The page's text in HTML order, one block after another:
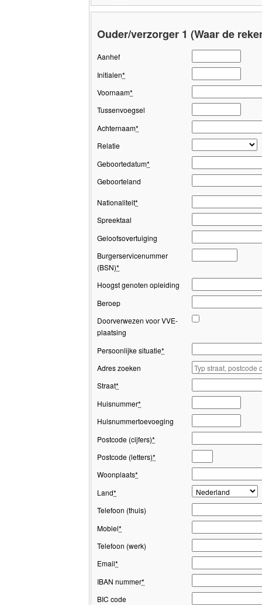
Ouder/verzorger 1 (Waar de
Aanhef
Initialen*
Voornaam*
Tussenvoegsel
Achternaam*
Relatie
Geboortedatum*
Geboorteland
Nationaliteit*
Spreektaal
Geloofsovertuiging
Burgerservicenummer
(BSN)*
Hoogst genoten opleiding
Beroep
Doorverwezen voor VVE-
plaatsing
Persoonlijke situatie*
Adres zoeken
Straat*
Huisnummer*
Huisnummertoevoeging
Postcode (cijfers)*
Postcode (letters)*
Woonplaats*
Land*
Telefoon (thuis)
Mobiel*
Telefoon (werk)
Email*
IBAN nummer*
BIC code